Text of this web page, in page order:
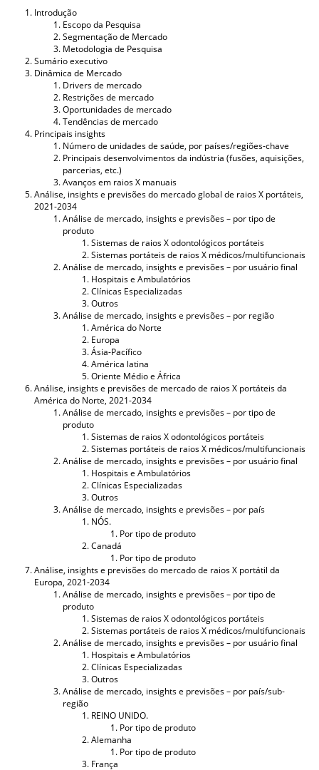
Introdução
Escopo da Pesquisa
Segmentação de Mercado
Metodologia de Pesquisa
Sumário executivo
Dinâmica de Mercado
Drivers de mercado
Restrições de mercado
Oportunidades de mercado
Tendências de mercado
Principais insights
Número de unidades de saúde, por países/regiões-chave
Principais desenvolvimentos da indústria (fusões, aquisições,
parcerias, etc.)
Avanços em raios X manuais
Análise, insights e previsões do mercado global de raios X portáteis,
2021-2034
Análise de mercado, insights e previsões – por tipo de
produto
Sistemas de raios X odontológicos portáteis
Sistemas portáteis de raios X médicos/multifuncionais
Análise de mercado, insights e previsões – por usuário final
Hospitais e Ambulatórios
Clínicas Especializadas
Outros
Análise de mercado, insights e previsões – por região
América do Norte
Europa
Ásia-Pacífico
América latina
Oriente Médio e África
Análise, insights e previsões de mercado de raios X portáteis da
América do Norte, 2021-2034
Análise de mercado, insights e previsões – por tipo de
produto
Sistemas de raios X odontológicos portáteis
Sistemas portáteis de raios X médicos/multifuncionais
Análise de mercado, insights e previsões – por usuário final
Hospitais e Ambulatórios
Clínicas Especializadas
Outros
Análise de mercado, insights e previsões – por país
NÓS.
Por tipo de produto
Canadá
Por tipo de produto
Análise, insights e previsões do mercado de raios X portátil da
Europa, 2021-2034
Análise de mercado, insights e previsões – por tipo de
produto
Sistemas de raios X odontológicos portáteis
Sistemas portáteis de raios X médicos/multifuncionais
Análise de mercado, insights e previsões – por usuário final
Hospitais e Ambulatórios
Clínicas Especializadas
Outros
Análise de mercado, insights e previsões – por país/sub-
região
REINO UNIDO.
Por tipo de produto
Alemanha
Por tipo de produto
França